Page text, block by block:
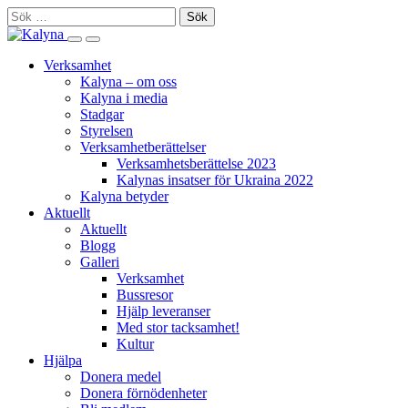
Skip
to
content
Sök
efter:
Search
site
Primary
Menu
Verksamhet
Kalyna – om oss
Kalyna i media
Stadgar
Styrelsen
Verksamhetberättelser
Verksamhetsberättelse 2023
Kalynas insatser för Ukraina 2022
Kalyna betyder
Aktuellt
Aktuellt
Blogg
Galleri
Verksamhet
Bussresor
Hjälp leveranser
Med stor tacksamhet!
Kultur
Hjälpa
Donera medel
Donera förnödenheter